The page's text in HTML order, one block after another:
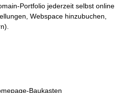
Portfolio jederzeit selbst online
Webspace hinzubuchen,
Baukasten